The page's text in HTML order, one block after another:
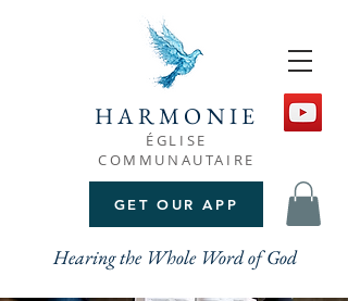
GET OUR APP
HARMONIE
ÉGLISE
COMMUNAUTAIRE
Hearing the Whole Word of God